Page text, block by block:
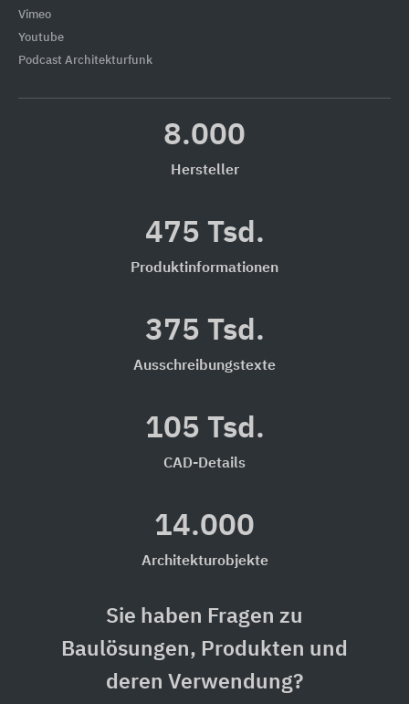
Vimeo
Youtube
Podcast Architekturfunk
8.000
Hersteller
475 Tsd.
Produktinformationen
375 Tsd.
Ausschreibungstexte
105 Tsd.
CAD-Details
14.000
Architekturobjekte
Sie haben Fragen zu
Baulösungen, Produkten und
deren Verwendung?